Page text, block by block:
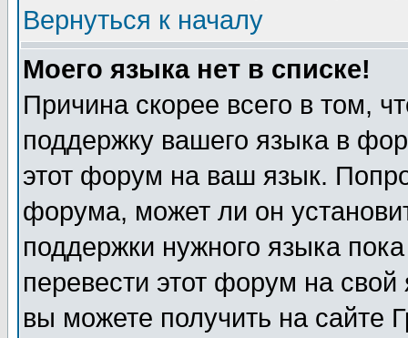
Вернуться к началу
Моего языка нет в списке!
Причина скорее всего в том,
поддержку вашего языка в
этот форум на ваш язык.
форума, может ли он
поддержки нужного языка
перевести этот форум на
вы можете получить на сайте